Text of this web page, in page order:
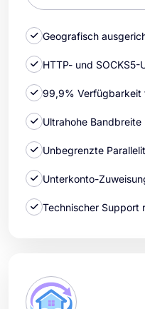
Geografisch
HTTP- und
99,9% Verfügbarkeit
Ultrahohe Bandbreite
Unbegrenzte
Unterkonto-
Technischer Support